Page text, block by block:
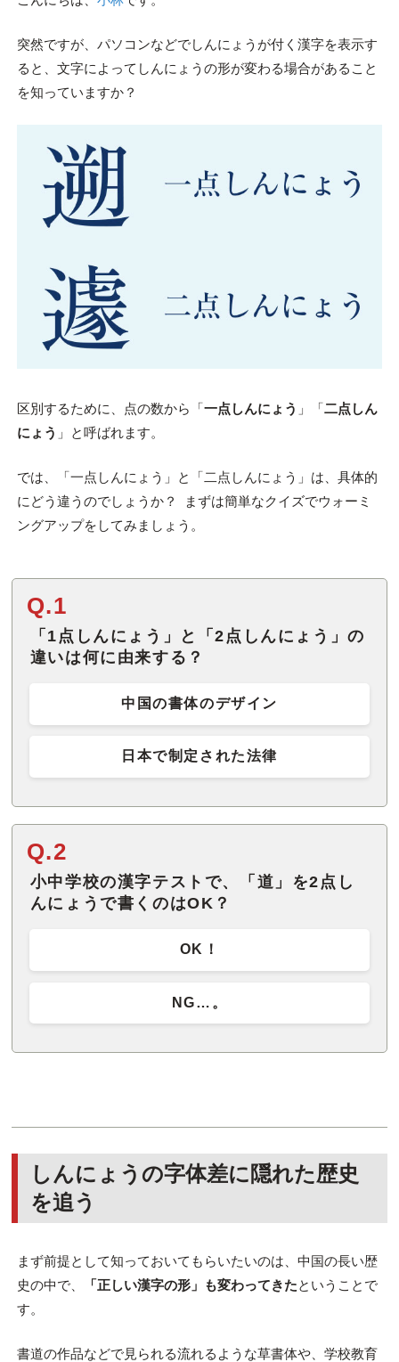
突然ですが、パソコンなどでしんにょうが付く漢字を表示す
ると、文字によってしんにょうの形が変わる場合があること
を知っていますか？
区別するために、点の数から「一点しんにょう 」「二点しん
にょう 」と呼ばれます。
では、「一点しんにょう」と「二点しんにょう」は、具体的
にどう違うのでしょうか？ まずは簡単なクイズでウォーミ
ングアップをしてみましょう。
Q.1
「1点しんにょう」と「2点しんにょう」の
違いは何に由来する？
中国の書体のデザイン
日本で制定された法律
Q.2
小中学校の漢字テストで、「道」を2点し
んにょうで書くのはOK？
OK！
NG…。
しんにょうの字体差に隠れた歴史
を追う
まず前提として知っておいてもらいたいのは、中国の長い歴
史の中で、
「正しい漢字の形」も変わってきたということで
す。
書道の作品などで見られる流れるような草書体や、学校教育